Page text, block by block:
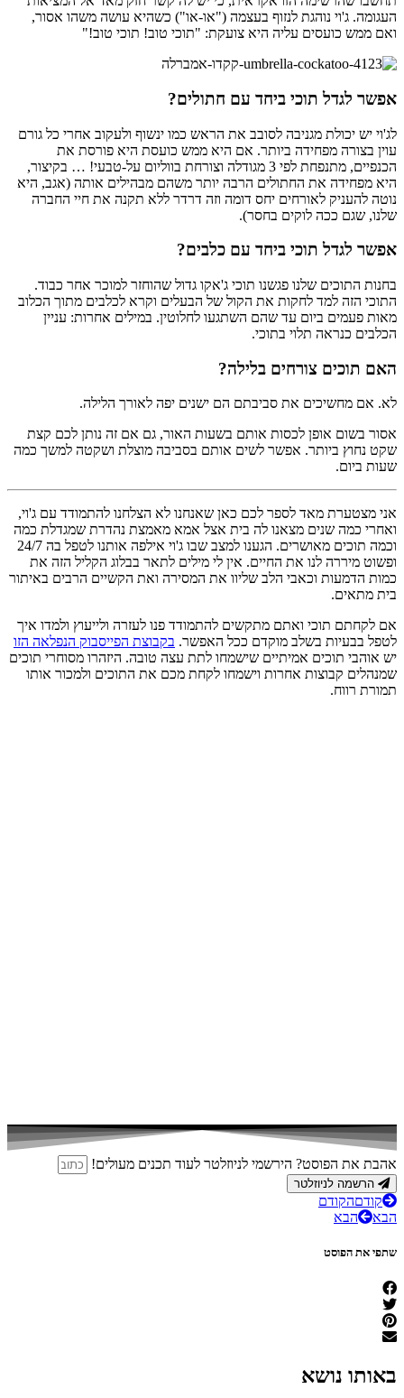
העגומה. ג'וי נוהגת לנזוף בעצמה ("או-או") כשהיא עושה משהו אסור,
ואם ממש כועסים עליה היא צועקת: "תוכי טוב! תוכי טוב!"
אפשר לגדל תוכי ביחד עם חתולים?
לג'וי יש יכולת מגניבה לסובב את הראש כמו ינשוף ולעקוב אחרי כל גורם
עוין בצורה מפחידה ביותר. אם היא ממש כועסת היא פורסת את
הכנפיים, מתנפחת לפי 3 מגודלה וצורחת בווליום על-טבעי! … בקיצור,
היא מפחידה את החתולים הרבה יותר משהם מבהילים אותה (אגב, היא
נוטה להעניק לאורחים יחס דומה וזה דרדר ללא תקנה את חיי החברה
שלנו, שגם ככה לוקים בחסר).
אפשר לגדל תוכי ביחד עם כלבים?
בחנות התוכים שלנו פגשנו תוכי ג'אקו גדול שהוחזר למוכר אחר כבוד.
התוכי הזה למד לחקות את הקול של הבעלים וקרא לכלבים מתוך הכלוב
מאות פעמים ביום עד שהם השתגעו לחלוטין. במילים אחרות: עניין
הכלבים כנראה תלוי בתוכי.
האם תוכים צורחים בלילה?
לא. אם מחשיכים את סביבתם הם ישנים יפה לאורך הלילה.
אסור בשום אופן לכסות אותם בשעות האור, גם אם זה נותן לכם קצת
שקט נחוץ ביותר. אפשר לשים אותם בסביבה מוצלת ושקטה למשך כמה
שעות ביום.
אני מצטערת מאד לספר לכם כאן שאנחנו לא הצלחנו להתמודד עם ג'וי,
ואחרי כמה שנים מצאנו לה בית אצל אמא מאמצת נהדרת שמגדלת כמה
וכמה תוכים מאושרים. הגענו למצב שבו ג'וי אילפה אותנו לטפל בה 24/7
ופשוט מיררה לנו את החיים. אין לי מילים לתאר בבלוג הקליל הזה את
כמות הדמעות וכאבי הלב שליוו את המסירה ואת הקשיים הרבים באיתור
בית מתאים.
אם לקחתם תוכי ואתם מתקשים להתמודד פנו לעזרה ולייעוץ ולמדו איך
לטפל בבעיות בשלב מוקדם ככל האפשר. בקבוצת הפייסבוק הנפלאה הזו
יש אוהבי תוכים אמיתיים שישמחו לתת עצה טובה. היזהרו מסוחרי תוכים
שמנהלים קבוצות אחרות וישמחו לקחת מכם את התוכים ולמכור אותו
תמורת רווח.
אהבת את הפוסט? הירשמי לניוזלטר לעוד תכנים מעולים!
הרשמה לניוזלטר
קודםהקודם
הבא
הבא
שתפי את הפוסט
באותו נושא